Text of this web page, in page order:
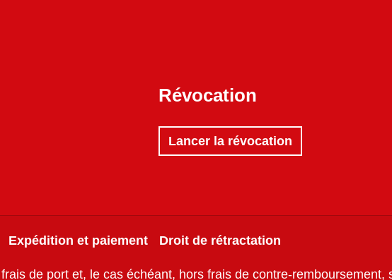
Révocation
Lancer la révocation
Expédition et paiement Droit de rétractation
frais de port et, le cas échéant, hors frais de contre-remboursement,